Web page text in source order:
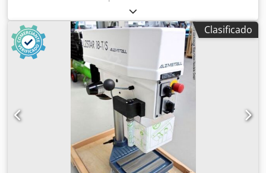
Capacidad de taladrado acero E335 (St 60) 40 mm Husillo
corto MK 3 Carrera del husillo 120 mm Proyección 293 mm
Diámetro de la columna 115 mm Mesa de máquina,
soporte utilizable 514 x 360 mm Ranuras en T, número x
ancho x distancia 2 x 14 x 224 mm Distancia mesa husillo
mín./máx. 117/701 mm Cedpsy S Ar Tsfx Acgoha Mano de
alimentación Altura de la máquina sin opciones aprox.
1840 mm Peso neto aprox. 270 kg Velocidad del husillo
rpm 160-2250
Clasificado